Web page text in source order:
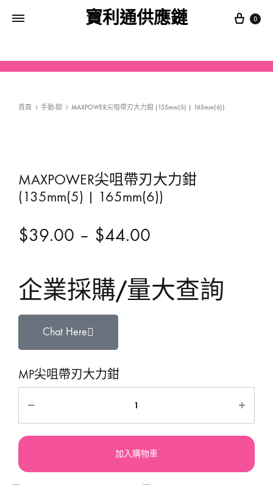
寶利通供應鏈 0
首頁 手動-鉗 MAXPOWER尖咀帶刃大力鉗 (135mm(5) | 165mm(6))
MAXPOWER尖咀帶刃大力鉗
(135mm(5) | 165mm(6))
$39.00 – $44.00
企業採購/量大查詢
Chat Here
MP尖咀帶刃大力鉗
加入購物車